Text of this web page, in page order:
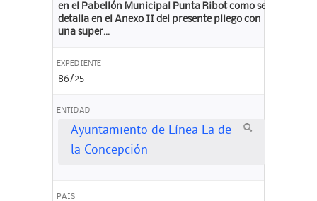
en el Pabellón Municipal Punta Ribot como se
detalla en el Anexo II del presente pliego con
una super...
EXPEDIENTE
86/25
ENTIDAD
Ayuntamiento de Línea La de
la Concepción
PAIS